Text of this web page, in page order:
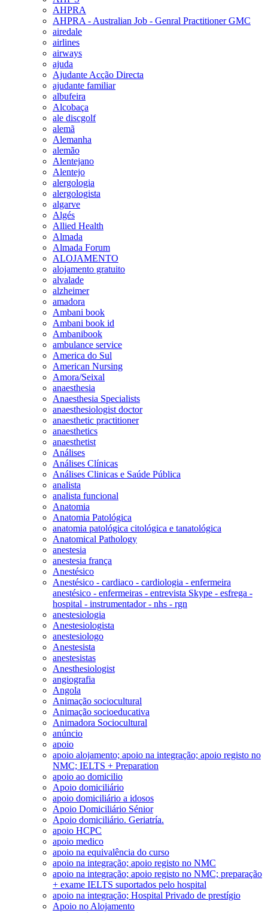
AHPRA
AHPRA - Australian Job - Genral Practitioner GMC
airedale
airlines
airways
ajuda
Ajudante Acção Directa
ajudante familiar
albufeira
Alcobaça
ale discgolf
alemã
Alemanha
alemão
Alentejano
Alentejo
alergologia
alergologista
algarve
Algés
Allied Health
Almada
Almada Forum
ALOJAMENTO
alojamento gratuito
alvalade
alzheimer
amadora
Ambani book
Ambani book id
Ambanibook
ambulance service
America do Sul
American Nursing
Amora/Seixal
anaesthesia
Anaesthesia Specialists
anaesthesiologist doctor
anaesthetic practitioner
anaesthetics
anaesthetist
Análises
Análises Clínicas
Análises Clinicas e Saúde Pública
analista
analista funcional
Anatomia
Anatomia Patológica
anatomia patológica citológica e tanatológica
Anatomical Pathology
anestesia
anestesia frança
Anestésico
Anestésico - cardiaco - cardiologia - enfermeira
anestésico - enfermeiras - entrevista Skype - esfrega -
hospital - instrumentador - nhs - rgn
anestesiologia
Anestesiologista
anestesiologo
Anestesista
anestesistas
Anesthesiologist
angiografia
Angola
Animação sociocultural
Animação socioeducativa
Animadora Sociocultural
anúncio
apoio
apoio alojamento; apoio na integração; apoio registo no
NMC; IELTS + Preparation
apoio ao domicilio
Apoio domiciliário
apoio domiciliário a idosos
Apoio Domiciliário Sénior
Apoio domiciliário. Geriatría.
apoio HCPC
apoio medico
apoio na equivalência do curso
apoio na integração; apoio registo no NMC
apoio na integração; apoio registo no NMC; preparação
+ exame IELTS suportados pelo hospital
apoio na integração; Hospital Privado de prestígio
Apoio no Alojamento